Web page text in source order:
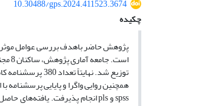
10.30488/gps.2024.411523.3674
چکیده
پژوهش حاضر باهدف بررسی عوامل
توزیع شد.
همچنین روایی واگرا و پایایی پرسشنامه